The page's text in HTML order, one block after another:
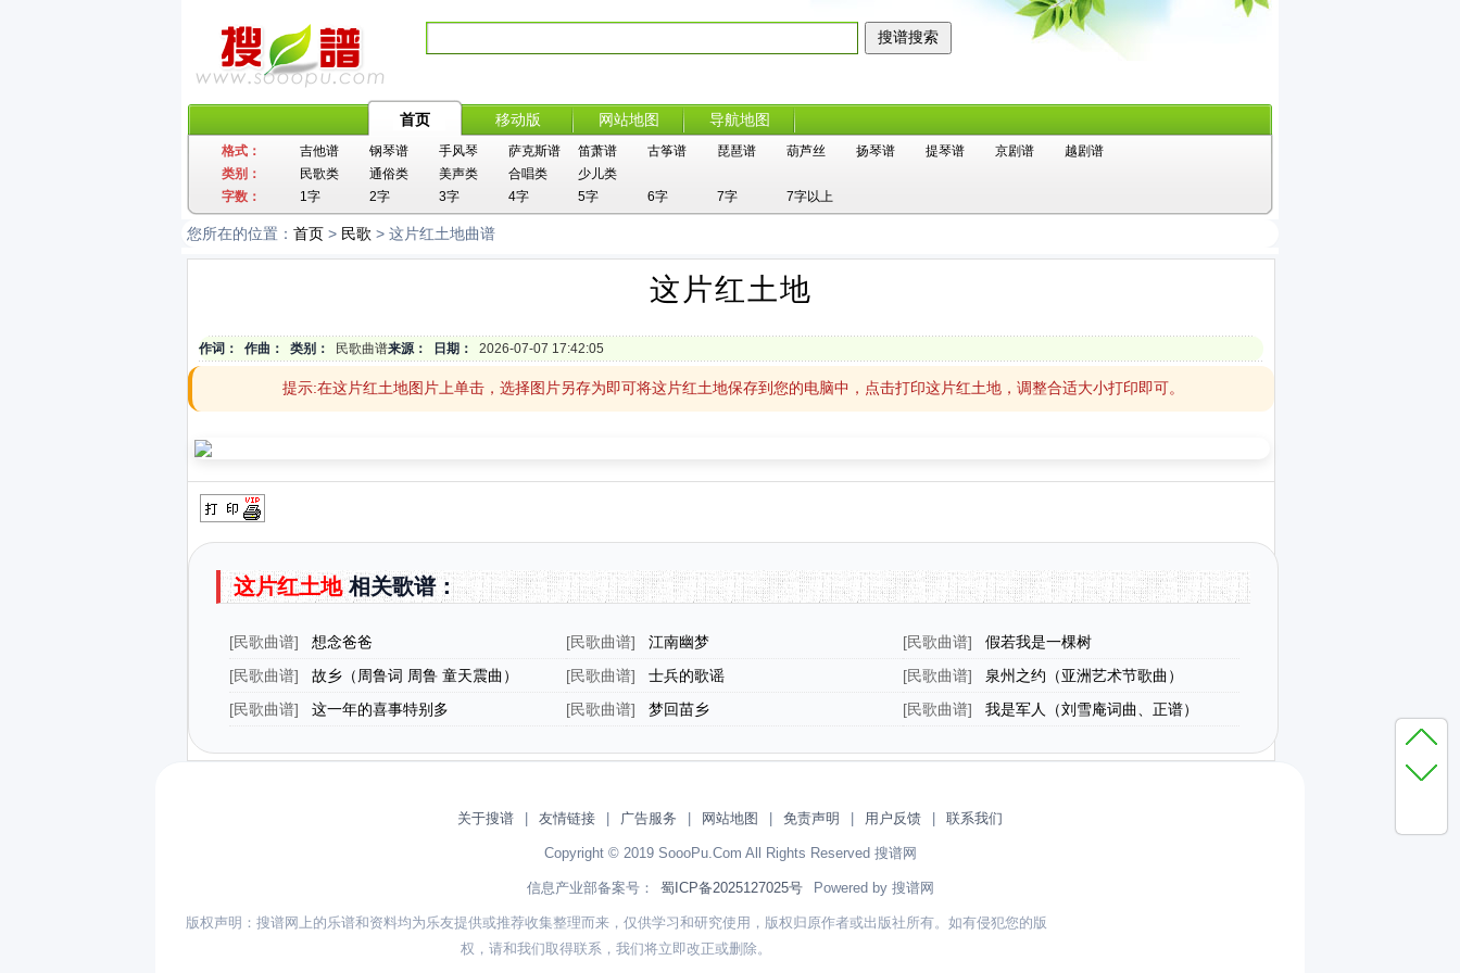
首页 移动版 网站地图 导航地图
格式： 吉他谱 钢琴谱 手风琴 萨克斯谱 笛萧谱 古筝谱 琵琶谱 葫芦丝 扬琴谱 提琴谱 京剧谱
越剧谱
类别：
民歌类 通俗类 美声类 合唱类
少儿类
字数：
1字 2字 3字 4字 5字 6字 7字 7字以上
您所在的位置： 首页 > 民歌 > 这片红土地曲谱
这片红土地
作词： 作曲： 类别： 民歌曲谱来源： 日期： 2026-07-07 17:42:05
提示:在这片红土地图片上单击，选择图片另存为即可将这片红土地保存到您的电脑中，点击打印这片红土地，调整合适大小打印即可。
这片红土地相关歌谱：
[民歌曲谱] 想念爸爸 [民歌曲谱] 江南幽梦 [民歌曲谱]
假若我是一棵树
[民歌曲谱] 故乡（周鲁词 周鲁 童天震曲） [民歌曲谱] 士兵的歌谣 [民歌曲谱]
泉州之约（亚洲艺术节歌曲）
[民歌曲谱] 这一年的喜事特别多 [民歌曲谱] 梦回苗乡 [民歌曲谱] 我是军人（刘雪庵词曲、正谱）
关于搜谱 友情链接 广告服务 网站地图 免责声明 用户反馈 联系我们
Copyright © 2019 SoooPu.Com All Rights Reserved 搜谱网
信息产业部备案号： 蜀ICP备2025127025号 Powered by 搜谱网
版权声明：搜谱网上的乐谱和资料均为乐友提供或推荐收集整理而来，仅供学习和研究使用，版权归原作者或出版社所有。如有侵犯您的版
权，请和我们取得联系，我们将立即改正或删除。